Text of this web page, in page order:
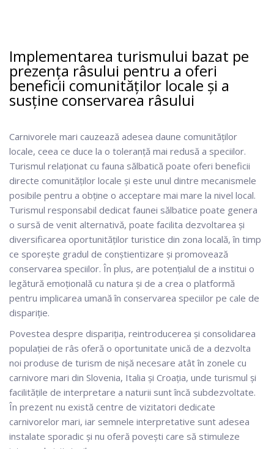
Implementarea turismului bazat pe
prezența râsului pentru a oferi
beneficii comunităților locale și a
susține conservarea râsului
Carnivorele mari cauzează adesea daune comunităților
locale, ceea ce duce la o toleranță mai redusă a speciilor.
Turismul relaționat cu fauna sălbatică poate oferi beneficii
directe comunităților locale și este unul dintre mecanismele
posibile pentru a obține o acceptare mai mare la nivel local.
Turismul responsabil dedicat faunei sălbatice poate genera
o sursă de venit alternativă, poate facilita dezvoltarea și
diversificarea oportunităților turistice din zona locală, în timp
ce sporește gradul de conștientizare și promovează
conservarea speciilor. În plus, are potențialul de a institui o
legătură emoțională cu natura și de a crea o platformă
pentru implicarea umană în conservarea speciilor pe cale de
dispariție.
Povestea despre dispariția, reintroducerea și consolidarea
populației de râs oferă o oportunitate unică de a dezvolta
noi produse de turism de nișă necesare atât în ​​zonele cu
carnivore mari din Slovenia, Italia și Croația, unde turismul și
facilitățile de interpretare a naturii sunt încă subdezvoltate.
În prezent nu există centre de vizitatori dedicate
carnivorelor mari, iar semnele interpretative sunt adesea
instalate sporadic și nu oferă povești care să stimuleze